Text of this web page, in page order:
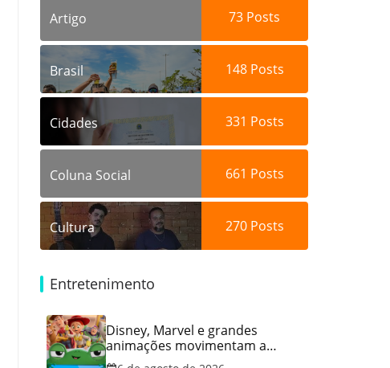
Artigo 73 Posts
Brasil 148Posts
Cidades 331 Posts
Coluna Social 661 Posts
Cultura 270Posts
Entretenimento
Disney, Marvel e grandes
animações movimentam a
programação do Cineflix do